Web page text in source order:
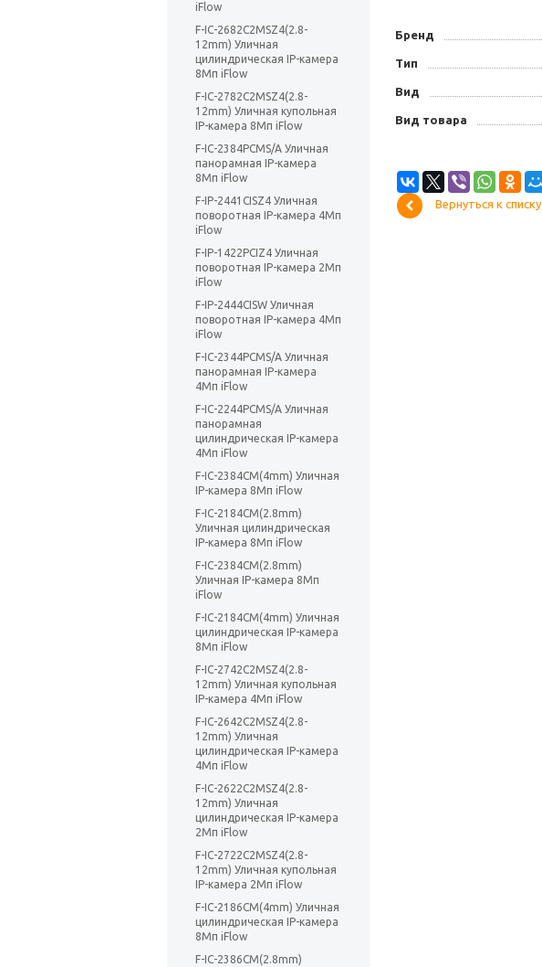
iFlow
F-IC-2682C2MSZ4(2.8-
12mm) Уличная
цилиндрическая IP-камера
8Мп iFlow
F-IC-2782C2MSZ4(2.8-
12mm) Уличная купольная
IP-камера 8Мп iFlow
F-IC-2384PCMS/A Уличная
панорамная IP-камера
8Мп iFlow
F-IP-2441CISZ4 Уличная
поворотная IP-камера 4Мп
iFlow
F-IP-1422PCIZ4 Уличная
поворотная IP-камера 2Мп
iFlow
F-IP-2444CISW Уличная
поворотная IP-камера 4Мп
iFlow
F-IC-2344PCMS/A Уличная
панорамная IP-камера
4Мп iFlow
F-IC-2244PCMS/A Уличная
панорамная
цилиндрическая IP-камера
4Мп iFlow
F-IC-2384CM(4mm) Уличная
IP-камера 8Мп iFlow
F-IC-2184CM(2.8mm)
Уличная цилиндрическая
IP-камера 8Мп iFlow
F-IC-2384CM(2.8mm)
Уличная IP-камера 8Мп
iFlow
F-IC-2184CM(4mm) Уличная
цилиндрическая IP-камера
8Мп iFlow
F-IC-2742C2MSZ4(2.8-
12mm) Уличная купольная
IP-камера 4Мп iFlow
F-IC-2642C2MSZ4(2.8-
12mm) Уличная
цилиндрическая IP-камера
4Мп iFlow
F-IC-2622C2MSZ4(2.8-
12mm) Уличная
цилиндрическая IP-камера
2Мп iFlow
F-IC-2722C2MSZ4(2.8-
12mm) Уличная купольная
IP-камера 2Мп iFlow
F-IC-2186CM(4mm) Уличная
цилиндрическая IP-камера
8Мп iFlow
F-IC-2386CM(2.8mm)
Бренд
Тип
Вид
Вид товара
Вернуться к списку